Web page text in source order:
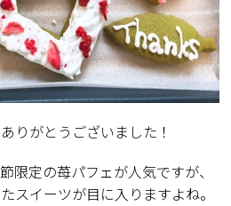
りがとうございました！
限定の苺パフェが人気ですが、
スイーツが目に入りますよね。